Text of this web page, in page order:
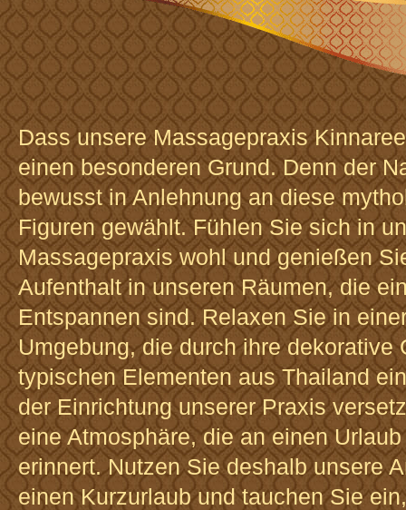
Dass unsere Massagepraxis
einen besonderen Grund. Denn der
bewusst in Anlehnung an diese
Figuren gewählt. Fühlen Sie sich in
Massagepraxis wohl und genießen
Aufenthalt in unseren Räumen, die
Entspannen sind. Relaxen Sie in
Umgebung, die durch ihre dekorative
typischen Elementen aus Thailand
der Einrichtung unserer Praxis
eine Atmosphäre, die an einen
erinnert. Nutzen Sie deshalb unsere
einen Kurzurlaub und tauchen Sie